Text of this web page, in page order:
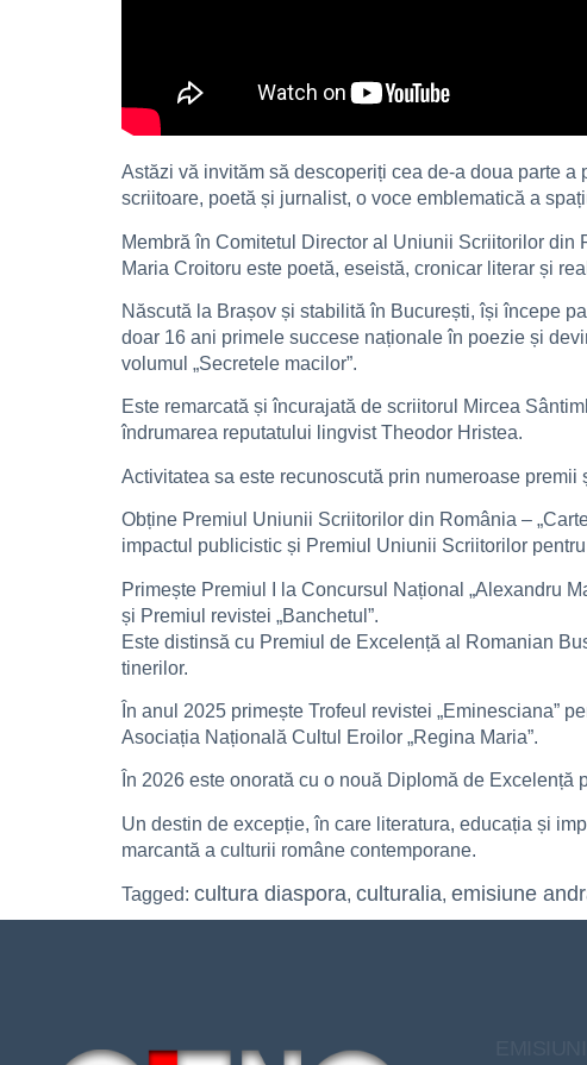
Astăzi vă invităm să descoperiți cea de-a doua parte
scriitoare, poetă și jurnalist, o voce emblematică a
Membră în Comitetul Director al Uniunii Scriitorilor
Maria Croitoru este poetă, eseistă, cronicar literar și
Născută la Brașov și stabilită în București, își începe
doar 16 ani primele succese naționale în poezie și
volumul „Secretele macilor”.
Este remarcată și încurajată de scriitorul Mircea
îndrumarea reputatului lingvist Theodor Hristea.
Activitatea sa este recunoscută prin numeroase
Obține Premiul Uniunii Scriitorilor din România –
impactul publicistic și Premiul Uniunii Scriitorilor
Primește Premiul I la Concursul Național „Alexandru
și Premiul revistei „Banchetul”.
Este distinsă cu Premiul de Excelență al Romanian
tinerilor.
În anul 2025 primește Trofeul revistei „Eminesciana”
Asociația Națională Cultul Eroilor „Regina Maria”.
În 2026 este onorată cu o nouă Diplomă de
Un destin de excepție, în care literatura, educația și
marcantă a culturii române contemporane.
Tagged: cultura diaspora, culturalia, emisiune